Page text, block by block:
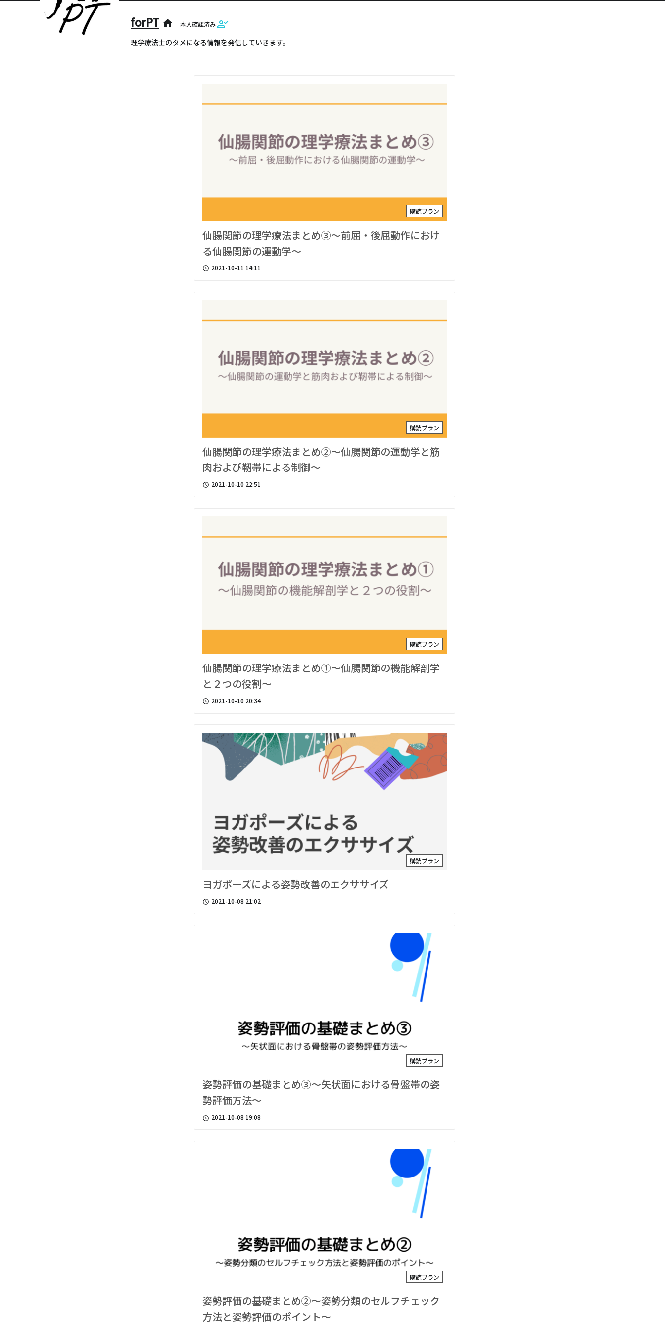
forPT home 本人確認済み
理学療法士のタメになる情報を発信していきます。
購読プラン
仙腸関節の理学療法まとめ③〜前屈・後屈動作におけ
る仙腸関節の運動学〜
access_time 2021-10-11 14:11
購読プラン
仙腸関節の理学療法まとめ②〜仙腸関節の運動学と筋
肉および靭帯による制御〜
access_time 2021-10-10 22:51
購読プラン
仙腸関節の理学療法まとめ①〜仙腸関節の機能解剖学
と２つの役割〜
access_time 2021-10-10 20:34
購読プラン
ヨガポーズによる姿勢改善のエクササイズ
access_time 2021-10-08 21:02
購読プラン
姿勢評価の基礎まとめ③〜矢状面における骨盤帯の姿
勢評価方法〜
access_time 2021-10-08 19:08
購読プラン
姿勢評価の基礎まとめ②〜姿勢分類のセルフチェック
方法と姿勢評価のポイント〜